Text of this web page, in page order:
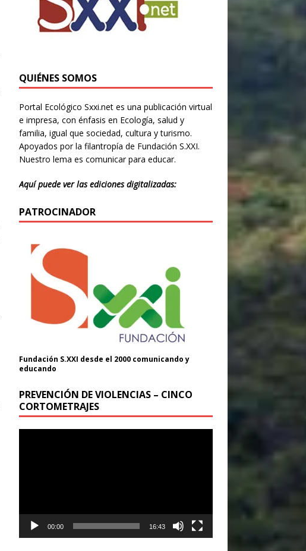
QUIÉNES SOMOS
Portal Ecológico Sxxi.net es una publicación virtual
e impresa, con énfasis en Ecología, salud y
familia, igual que sociedad, cultura y turismo.
Apoyados por la filantropía de Fundación S.XXI.
Nuestro lema es comunicar para educar.
Aquí puede ver las ediciones digitalizadas:
PATROCINADOR
Fundación S.XXI desde el 2000 comunicando y
educando
PREVENCIÓN DE VIOLENCIAS – CINCO
CORTOMETRAJES
00:00 16:43